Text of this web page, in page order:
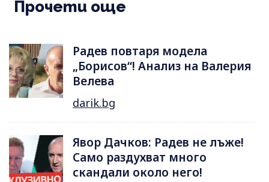
Прочети още
Радев повтаря модела
„Борисов“! Анализ на Валерия
Велева
darik.bg
Явор Дачков: Радев не лъже!
Само раздухват много
скандали около него!